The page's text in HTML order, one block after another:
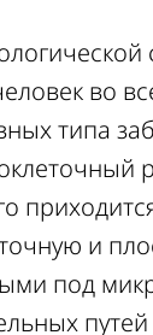
во
типа
и
под
путей